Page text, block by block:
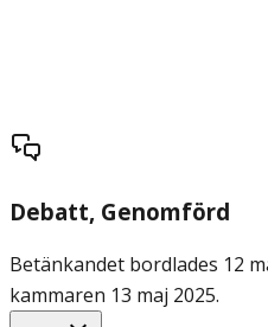
Debatt, Genomförd
Betänkandet bordlades 12
kammaren 13 maj 2025.